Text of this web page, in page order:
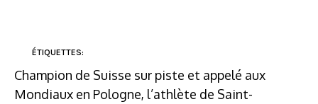
ÉTIQUETTES:
Champion de Suisse sur piste et appelé aux
Mondiaux en Pologne, l’athlète de Saint-